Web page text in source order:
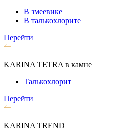
В змеевике
В талькохлорите
Перейти
KARINA TETRA в камне
Талькохлорит
Перейти
KARINA TREND